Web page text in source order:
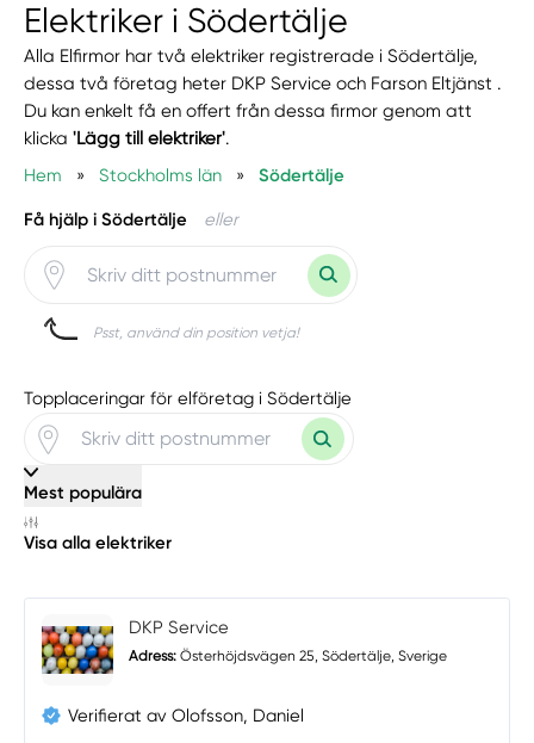
Elektriker i Södertälje
Alla Elfirmor har två elektriker registrerade i Södertälje,
dessa två företag heter DKP Service och Farson Eltjänst .
Du kan enkelt få en offert från dessa firmor genom att
klicka'Lägg till elektriker'.
Hem
» Stockholms län » Södertälje
Få hjälp i Södertälje eller
Psst, använd din position vetja!
Topplaceringar för elföretag i Södertälje
Mest populära
Visa alla elektriker
DKP Service
Adress: Österhöjdsvägen 25, Södertälje, Sverige
Verifierat av Olofsson, Daniel